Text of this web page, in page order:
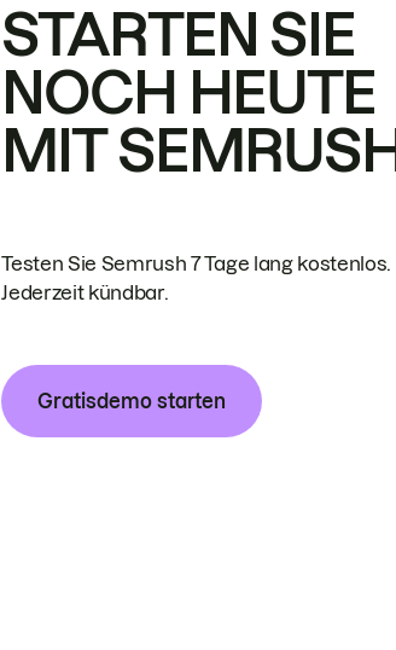
STARTEN SIE
NOCH HEUTE
MIT
Testen Sie Semrush 7 Tage lang kostenlos.
Jederzeit kündbar.
Gratisdemo starten